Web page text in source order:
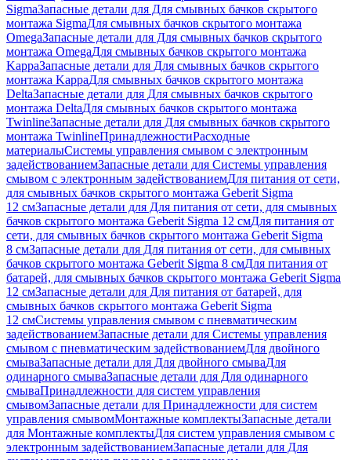
SigmaЗапасные детали для Для смывных бачков скрытого
монтажа SigmaДля смывных бачков скрытого монтажа
OmegaЗапасные детали для Для смывных бачков скрытого
монтажа OmegaДля смывных бачков скрытого монтажа
KappaЗапасные детали для Для смывных бачков скрытого
монтажа KappaДля смывных бачков скрытого монтажа
DeltaЗапасные детали для Для смывных бачков скрытого
монтажа DeltaДля смывных бачков скрытого монтажа
TwinlineЗапасные детали для Для смывных бачков скрытого
монтажа TwinlineПринадлежностиРасходные
материалыСистемы управления смывом с электронным
задействованиемЗапасные детали для Системы управления
смывом с электронным задействованиемДля питания от сети,
для смывных бачков скрытого монтажа Geberit Sigma
12 смЗапасные детали для Для питания от сети, для смывных
бачков скрытого монтажа Geberit Sigma 12 смДля питания от
сети, для смывных бачков скрытого монтажа Geberit Sigma
8 смЗапасные детали для Для питания от сети, для смывных
бачков скрытого монтажа Geberit Sigma 8 смДля питания от
батарей, для смывных бачков скрытого монтажа Geberit Sigma
12 смЗапасные детали для Для питания от батарей, для
смывных бачков скрытого монтажа Geberit Sigma
12 смСистемы управления смывом с пневматическим
задействованиемЗапасные детали для Системы управления
смывом с пневматическим задействованиемДля двойного
смываЗапасные детали для Для двойного смываДля
одинарного смываЗапасные детали для Для одинарного
смываПринадлежности для систем управления
смывомЗапасные детали для Принадлежности для систем
управления смывомМонтажные комплектыЗапасные детали
для Монтажные комплектыДля систем управления смывом с
электронным задействованиемЗапасные детали для Для